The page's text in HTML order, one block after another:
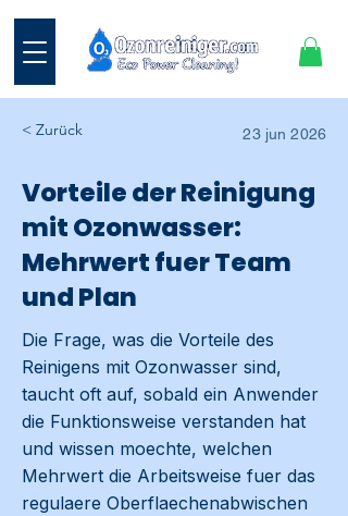
< Zurück 23 jun 2026
Vorteile der Reinigung
mit Ozonwasser:
Mehrwert fuer Team
und Plan
Die Frage, was die Vorteile des
Reinigens mit Ozonwasser sind,
taucht oft auf, sobald ein Anwender
die Funktionsweise verstanden hat
und wissen moechte, welchen
Mehrwert die Arbeitsweise fuer das
regulaere Oberflaechenabwischen